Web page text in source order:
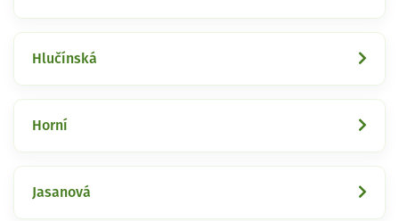
Hlučínská
Horní
Jasanová